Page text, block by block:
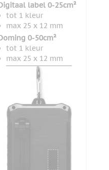
label 0-25cm²
tot 1 kleur
max 25 x 12 mm
0-50cm²
tot 1 kleur
max 25 x 12 mm